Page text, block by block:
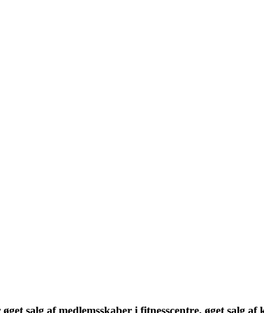
salg af medlemsskaber i fitnesscentre, øget salg